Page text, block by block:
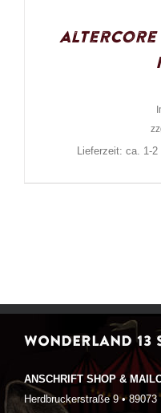
Altercore
Lieferzeit: ca. 1-
WONDERLAND 13
ANSCHRIFT SHOP &
Herdbruckerstraße 9 • 89073